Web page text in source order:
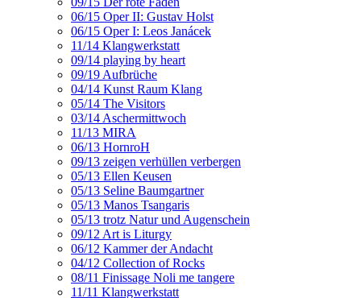
06/15 Oper II: Gustav Holst
06/15 Oper I: Leos Janácek
11/14 Klangwerkstatt
09/14 playing by heart
09/19 Aufbrüche
04/14 Kunst Raum Klang
05/14 The Visitors
03/14 Aschermittwoch
11/13 MIRA
06/13 HornroH
09/13 zeigen verhüllen verbergen
05/13 Ellen Keusen
05/13 Seline Baumgartner
05/13 Manos Tsangaris
05/13 trotz Natur und Augenschein
09/12 Art is Liturgy
06/12 Kammer der Andacht
04/12 Collection of Rocks
08/11 Finissage Noli me tangere
11/11 Klangwerkstatt